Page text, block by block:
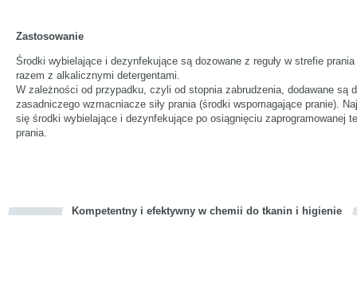
Zastosowanie
Środki wybielające i dezynfekujące są dozowane z reguły w strefie
razem z alkalicznymi detergentami.
W zależności od przypadku, czyli od stopnia zabrudzenia, dodawane są
zasadniczego wzmacniacze siły prania (środki wspomagające pranie).
się środki wybielające i dezynfekujące po osiągnięciu zaprogramowanej
prania.
Kompetentny i efektywny w chemii do tkanin i higienie